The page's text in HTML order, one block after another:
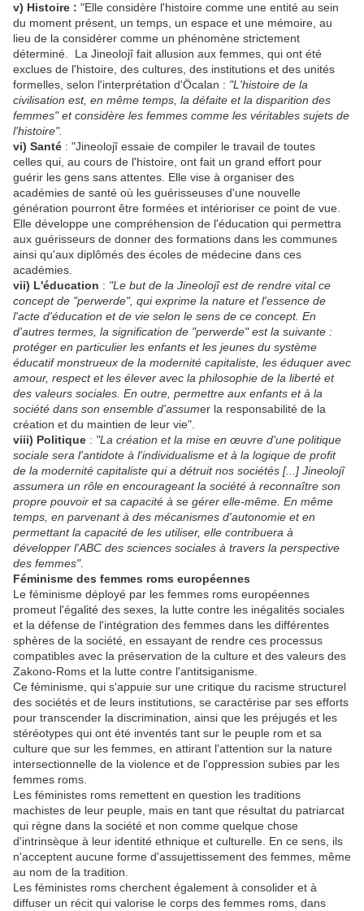
v) Histoire : "Elle considère l'histoire comme une entité au sein
du moment présent, un temps, un espace et une mémoire, au
lieu de la considérer comme un phénomène strictement
déterminé. La Jineolojî fait allusion aux femmes, qui ont été
exclues de l'histoire, des cultures, des institutions et des unités
formelles, selon l'interprétation d'Öcalan : "L'histoire de la
civilisation est, en même temps, la défaite et la disparition des
femmes" et considère les femmes comme les véritables sujets de
l'histoire".
vi) Santé : "Jineolojî essaie de compiler le travail de toutes
celles qui, au cours de l'histoire, ont fait un grand effort pour
guérir les gens sans attentes. Elle vise à organiser des
académies de santé où les guérisseuses d'une nouvelle
génération pourront être formées et intérioriser ce point de vue.
Elle développe une compréhension de l'éducation qui permettra
aux guérisseurs de donner des formations dans les communes
ainsi qu'aux diplômés des écoles de médecine dans ces
académies.
vii) L'éducation : "Le but de la Jineolojî est de rendre vital ce
concept de "perwerde", qui exprime la nature et l'essence de
l'acte d'éducation et de vie selon le sens de ce concept. En
d'autres termes, la signification de "perwerde" est la suivante :
protéger en particulier les enfants et les jeunes du système
éducatif monstrueux de la modernité capitaliste, les éduquer avec
amour, respect et les élever avec la philosophie de la liberté et
des valeurs sociales. En outre, permettre aux enfants et à la
société dans son ensemble d'assumer la responsabilité de la
création et du maintien de leur vie".
viii) Politique : "La création et la mise en œuvre d'une politique
sociale sera l'antidote à l'individualisme et à la logique de profit
de la modernité capitaliste qui a détruit nos sociétés [...] Jineolojî
assumera un rôle en encourageant la société à reconnaître son
propre pouvoir et sa capacité à se gérer elle-même. En même
temps, en parvenant à des mécanismes d'autonomie et en
permettant la capacité de les utiliser, elle contribuera à
développer l'ABC des sciences sociales à travers la perspective
des femmes".
Féminisme des femmes roms européennes
Le féminisme déployé par les femmes roms européennes
promeut l'égalité des sexes, la lutte contre les inégalités sociales
et la défense de l'intégration des femmes dans les différentes
sphères de la société, en essayant de rendre ces processus
compatibles avec la préservation de la culture et des valeurs des
Zakono-Roms et la lutte contre l'antitsiganisme.
Ce féminisme, qui s'appuie sur une critique du racisme structurel
des sociétés et de leurs institutions, se caractérise par ses efforts
pour transcender la discrimination, ainsi que les préjugés et les
stéréotypes qui ont été inventés tant sur le peuple rom et sa
culture que sur les femmes, en attirant l'attention sur la nature
intersectionnelle de la violence et de l'oppression subies par les
femmes roms.
Les féministes roms remettent en question les traditions
machistes de leur peuple, mais en tant que résultat du patriarcat
qui règne dans la société et non comme quelque chose
d'intrinsèque à leur identité ethnique et culturelle. En ce sens, ils
n'acceptent aucune forme d'assujettissement des femmes, même
au nom de la tradition.
Les féministes roms cherchent également à consolider et à
diffuser un récit qui valorise le corps des femmes roms, dans